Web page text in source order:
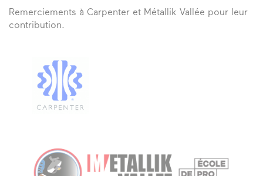
Remerciements à Carpenter et Métallik Vallée pour leur
contribution.